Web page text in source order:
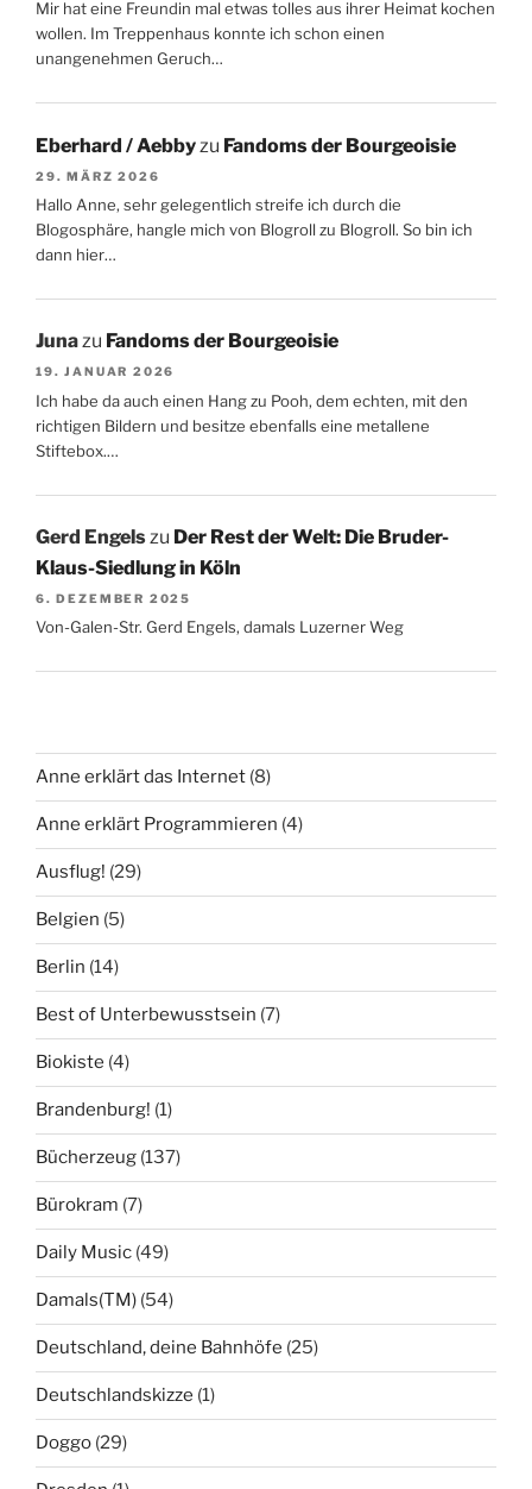
Mir hat eine Freundin mal etwas tolles aus ihrer Heimat kochen
wollen. Im Treppenhaus konnte ich schon einen
unangenehmen Geruch…
Eberhard / Aebby zu Fandoms der Bourgeoisie
29. MÄRZ 2026
Hallo Anne, sehr gelegentlich streife ich durch die
Blogosphäre, hangle mich von Blogroll zu Blogroll. So bin ich
dann hier…
Junazu Fandoms der Bourgeoisie
19. JANUAR 2026
Ich habe da auch einen Hang zu Pooh, dem echten, mit den
richtigen Bildern und besitze ebenfalls eine metallene
Stiftebox.…
Gerd Engelszu Der Rest der Welt: Die Bruder-
Klaus-Siedlung in Köln
6. DEZEMBER 2025
Von-Galen-Str. Gerd Engels, damals Luzerner Weg
Anne erklärt das Internet (8)
Anne erklärt Programmieren (4)
Ausflug! (29)
Belgien (5)
Berlin (14)
Best of Unterbewusstsein (7)
Biokiste (4)
Brandenburg! (1)
Bücherzeug (137)
Bürokram (7)
Daily Music (49)
Damals(TM) (54)
Deutschland, deine Bahnhöfe (25)
Deutschlandskizze (1)
Doggo (29)